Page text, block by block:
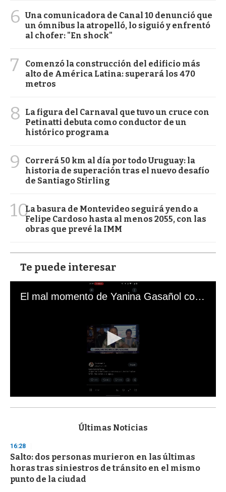
6 Una comunicadora de Canal 10 denunció que
un ómnibus la atropelló, lo siguió y enfrentó
al chofer: "En shock"
7
Comenzó la construcción del edificio más
alto de América Latina: superará los 470
metros
8
La figura del Carnaval que tuvo un cruce con
Petinatti debuta como conductor de un
histórico programa
9
Correrá 50 km al día por todo Uruguay: la
historia de superación tras el nuevo desafío
de Santiago Stirling
10La basura de Montevideo seguirá yendo a
Felipe Cardoso hasta al menos 2055, con las
obras que prevé la IMM
Te puede interesar
El mal momento de Yanina Gasañol con un hincha argentino en "Subrayado"
s
d
s
o
f
3
Últimas Noticias
16:28
Salto: dos personas murieron en las últimas
horas tras siniestros de tránsito en el mismo
punto de la ciudad